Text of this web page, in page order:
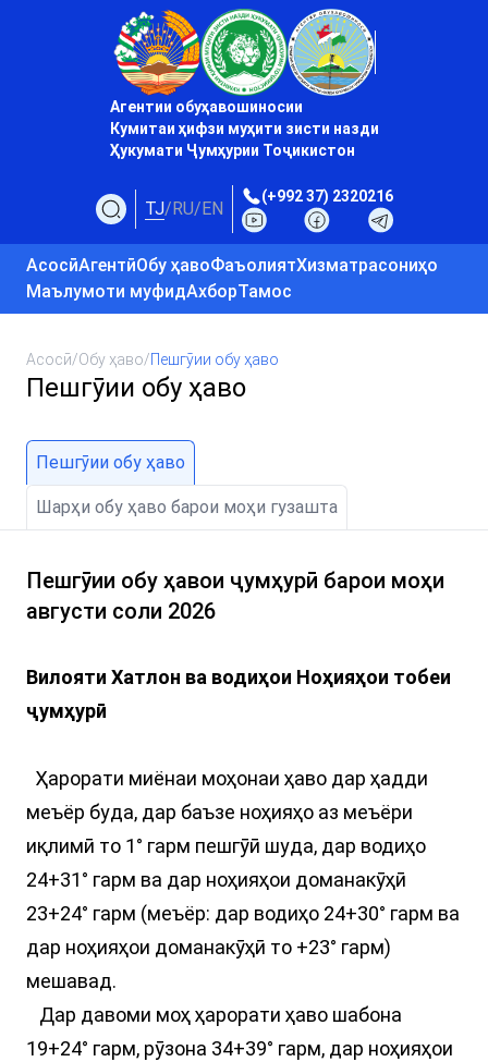
Агентии обуҳавошиносии
Кумитаи ҳифзи муҳити зисти назди
Ҳукумати Ҷумҳурии Тоҷикистон
TJ/RU/EN
(+992 37) 2320216
АсосӣАгентӣОбу ҳавоФаъолиятХизматрасониҳо
Маълумоти муфидАхборТамос
Асосӣ/Обу ҳаво/Пешгӯии обу ҳаво
Пешгӯии обу ҳаво
Пешгӯии обу ҳаво
Шарҳи обу ҳаво барои моҳи гузашта
Пешгӯии обу ҳавои ҷумҳурӣ барои моҳи
августи соли 2026
Вилояти Хатлон ва водиҳои Ноҳияҳои тобеи
ҷумҳурӣ
Ҳарорати миёнаи моҳонаи ҳаво дар ҳадди
меъёр буда, дар баъзе ноҳияҳо аз меъёри
иқлимӣ то 1° гарм пешгӯӣ шуда, дар водиҳо
24+31° гарм ва дар ноҳияҳои доманакӯҳӣ
23+24° гарм (меъёр: дар водиҳо 24+30° гарм ва
дар ноҳияҳои доманакӯҳӣ то +23° гарм)
мешавад.
Дар давоми моҳ ҳарорати ҳаво шабона
19+24° гарм, рӯзона 34+39° гарм, дар ноҳияҳои